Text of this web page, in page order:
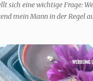
sich eine wichtige Frage:
mein Mann in der Regel
und Wellness. Falls ihr
welcher Duschtyp ihr
Strand oder Städtetrip - für